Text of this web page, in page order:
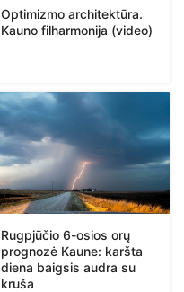
Optimizmo architektūra.
Kauno filharmonija (video)
Rugpjūčio 6-osios orų
prognozė Kaune: karšta
diena baigsis audra su
kruša